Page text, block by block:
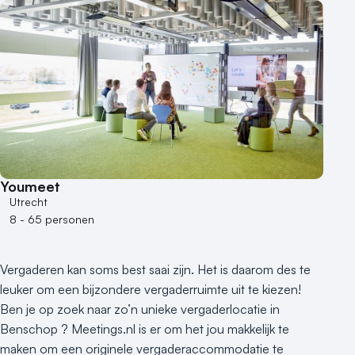
Buitenlocatie
Duurzame locatie
Groene locatie
Heisessie
Hotel
Hybride events
Industriële locatie
Kasteel en landgoed
Kleine / intieme locatie
Locaties aan zee
Museum
Varende locatie
Youmeet
Utrecht
8 - 65 personen
Vergaderen kan soms best saai zijn. Het is daarom des te
leuker om een bijzondere vergaderruimte uit te kiezen!
Ben je op zoek naar zo’n unieke vergaderlocatie in
Benschop ? Meetings.nl is er om het jou makkelijk te
maken om een originele vergaderaccommodatie te